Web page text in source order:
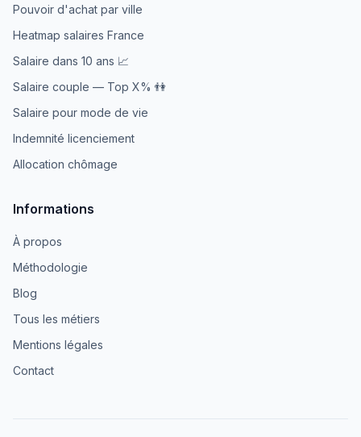
Pouvoir d'achat par ville
Heatmap salaires France
Salaire dans 10 ans 📈
Salaire couple — Top X% 👫
Salaire pour mode de vie
Indemnité licenciement
Allocation chômage
Informations
À propos
Méthodologie
Blog
Tous les métiers
Mentions légales
Contact